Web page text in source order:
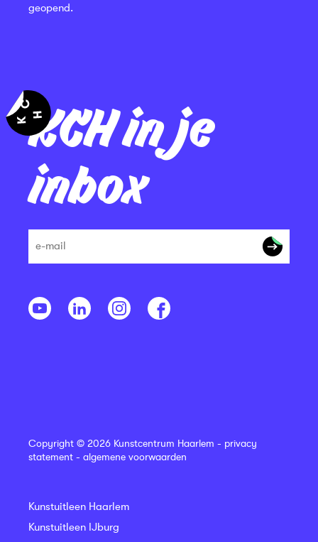
KCH in je
inbox
geopend.
Copyright © 2026 Kunstcentrum Haarlem - privacy
statement - algemene voorwaarden
Kunstuitleen Haarlem
Kunstuitleen IJburg